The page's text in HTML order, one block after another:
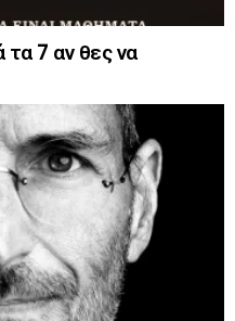
τα 7 αν θες να